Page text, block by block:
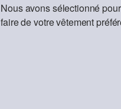
Nous avons sélectionné
faire de votre vêtement